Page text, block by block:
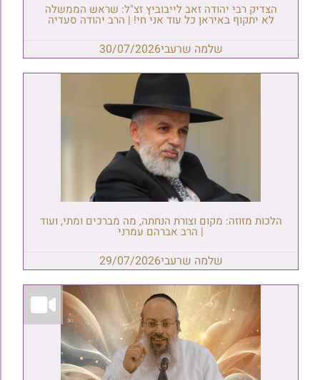
הצדיק רבי יהודה זאב לייבוביץ זצ"ל: שראש הממשלה
לא יתקוף באיראן כל עוד אני חי! | הרב יהודה סעדיה
שלמה שרעבי30/07/2026
הלכות מזוזה: מקום וצורת הנחתה, מה מברכים ומתי, ועוד
| הרב אברהם עמרני
שלמה שרעבי29/07/2026